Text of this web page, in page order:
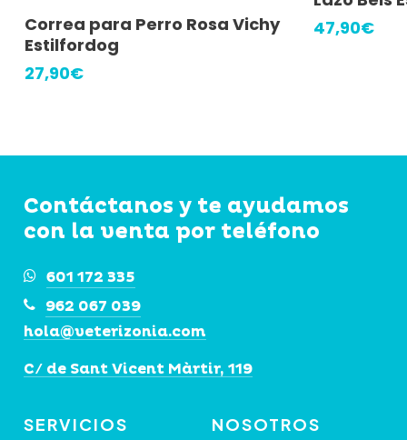
Añadir Al Carrito
Correa para Perro Rosa Vichy
Estilfordog
27,90€
47,90€
Contáctanos y te ayudamos
con la venta por teléfono
601 172 335
962 067 039
hola@veterizonia.com
C/ de Sant Vicent Màrtir, 119
SERVICIOS NOSOTROS